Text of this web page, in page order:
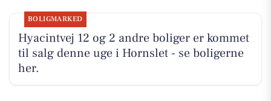
BOLIGMARKED
Hyacintvej 12 og 2 andre boliger er kommet
til salg denne uge i Hornslet - se boligerne
her.